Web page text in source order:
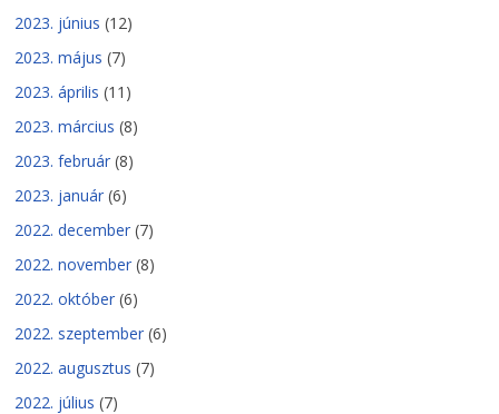
2023. június (12)
2023. május (7)
2023. április (11)
2023. március (8)
2023. február (8)
2023. január (6)
2022. december (7)
2022. november (8)
2022. október (6)
2022. szeptember (6)
2022. augusztus (7)
2022. július (7)